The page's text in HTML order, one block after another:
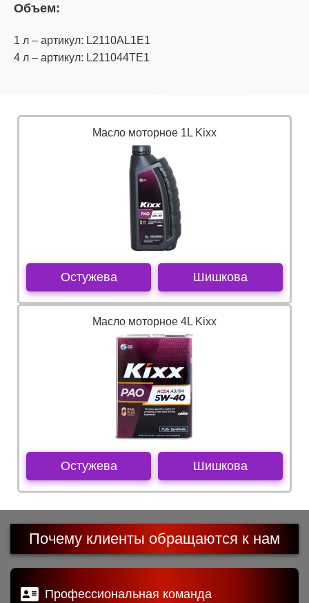
Объем:
1 л – артикул: L2110AL1E1
4 л – артикул: L211044TE1
Масло моторное 1L Kixx
Остужева Шишкова
Масло моторное 4L Kixx
Остужева Шишкова
Почему клиенты обращаются к нам
Профессиональная команда